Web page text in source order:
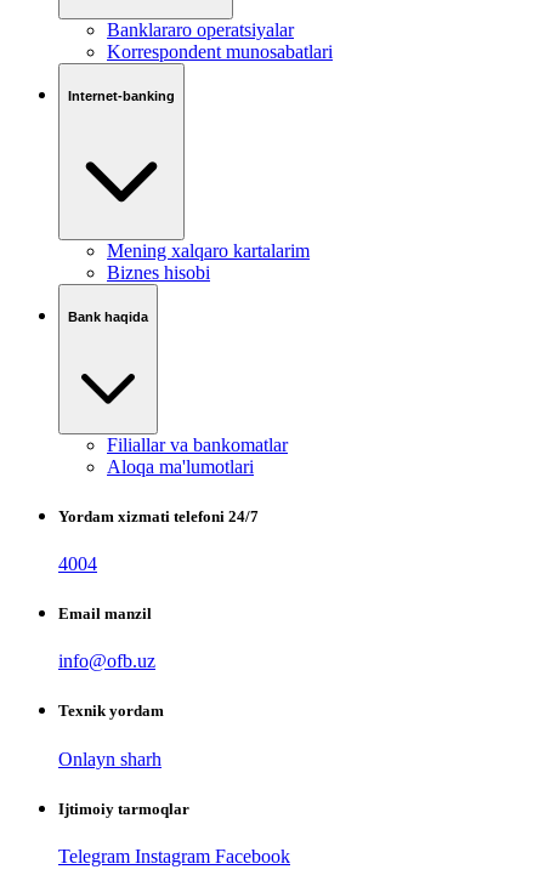
Banklararo operatsiyalar
Korrespondent munosabatlari
Internet-banking
Mening xalqaro kartalarim
Biznes hisobi
Bank haqida
Filiallar va bankomatlar
Aloqa ma'lumotlari
Yordam xizmati telefoni 24/7
4004
Email manzil
info@ofb.uz
Texnik yordam
Onlayn sharh
Ijtimoiy tarmoqlar
Telegram Instagram Facebook